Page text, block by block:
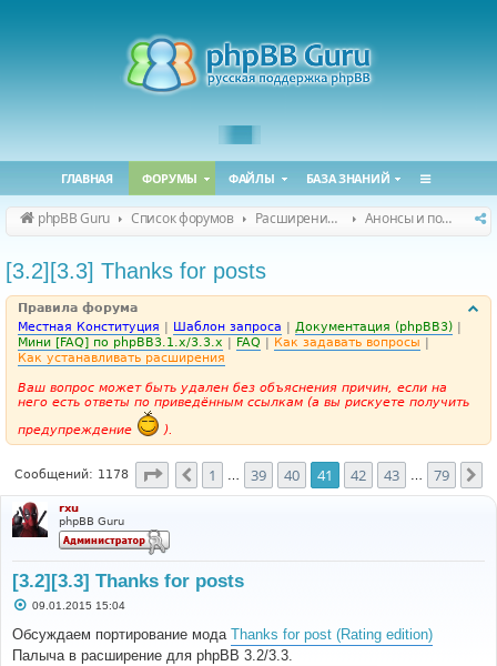
ГЛАВНАЯ ФОРУМЫ ФАЙЛЫ БАЗА ЗНАНИЙ
phpBB Guru Список форумов Расширения phpBB Анонсы и поддержка расширений для phpBB
[3.2][3.3] Thanks for posts
Правила форума
Местная Конституция | Шаблон запроса | Документация (phpBB3) |
Мини [FAQ] по phpBB3.1.x/3.3.x | FAQ | Как задавать вопросы |
Как устанавливать расширения
Ваш вопрос может быть удален без объяснения причин, если на
него есть ответы по приведённым ссылкам (а вы рискуете получить
предупреждение
).
Сообщений: 1178 Страница41 из 79
Пред.
1 39 40 41 42 43 79
rxu
phpBB Guru
[3.2][3.3] Thanks for posts
С
о
б
щ
09.01.2015 15:04
Обсуждаем портирование мода Thanks for post (Rating edition)
Палыча в расширение для phpBB 3.2/3.3.